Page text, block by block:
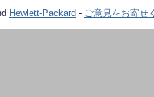
Hewlett-Packard - ご意見をお寄せ